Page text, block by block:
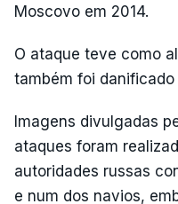
Moscovo em 2014.
O ataque teve como
também foi
Imagens divulgadas
ataques foram
autoridades russas
e num dos navios,